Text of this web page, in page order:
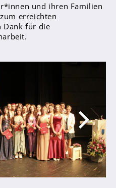
und ihren Familien
erreichten
Dank für die